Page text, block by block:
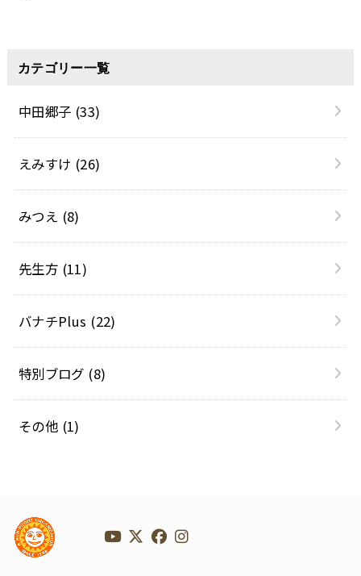
カテゴリー一覧
中田郷子 (33)
えみすけ (26)
みつえ (8)
先生方 (11)
バナチPlus (22)
特別ブログ (8)
その他 (1)